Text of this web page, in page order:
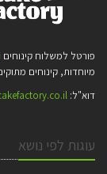
פורטל למשלוח קינוחים ו
מיוחדות, קינוחים
דוא"ל:
עוגות לפי נושא